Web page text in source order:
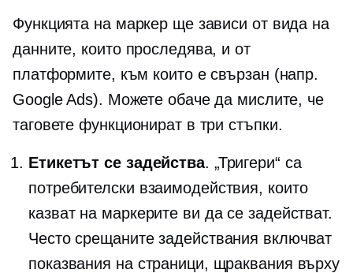
Функцията на маркер ще зависи от вида на
данните, които проследява, и от
платформите, към които е свързан (напр.
Google Ads). Можете обаче да мислите, че
таговете функционират в три стъпки.
Етикетът се задейства. „Тригери“ са
потребителски взаимодействия, които
казват на маркерите ви да се задействат.
Често срещаните задействания включват
показвания на страници, щраквания върху